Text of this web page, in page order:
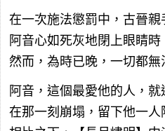
在一次施法懲罰中，古晉親
阿音心如死灰地閉上眼睛
然而，為時已晚，一切都無
阿音，這個最愛他的人，
在那一刻崩塌，留下他一人